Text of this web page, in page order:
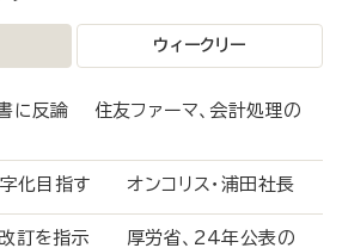
ウィークリー
に反論 住友ファーマ、会計処理の
化目指す オンコリス・浦田社長
改訂を指示 厚労省、24年公表の